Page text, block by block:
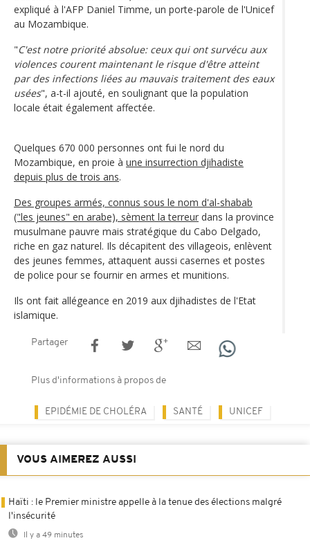
expliqué à l'AFP Daniel Timme, un porte-parole de l'Unicef
au Mozambique.
"C'est notre priorité absolue: ceux qui ont survécu aux
violences courent maintenant le risque d'être atteint
par des infections liées au mauvais traitement des eaux
usées", a-t-il ajouté, en soulignant que la population
locale était également affectée.
Quelques 670 000 personnes ont fui le nord du
Mozambique, en proie à une insurrection djihadiste
depuis plus de trois ans.
Des groupes armés, connus sous le nom d'al-shabab
("les jeunes" en arabe), sèment la terreur dans la province
musulmane pauvre mais stratégique du Cabo Delgado,
riche en gaz naturel. Ils décapitent des villageois, enlèvent
des jeunes femmes, attaquent aussi casernes et postes
de police pour se fournir en armes et munitions.
Ils ont fait allégeance en 2019 aux djihadistes de l'Etat
islamique.
Partager
Plus d'informations à propos de
EPIDÉMIE DE CHOLÉRA SANTÉ UNICEF
VOUS AIMEREZ AUSSI
Haïti : le Premier ministre appelle à la tenue des élections malgré
l'insécurité
Il y a 49 minutes